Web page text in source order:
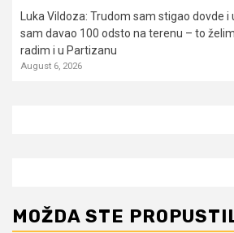
Luka Vildoza: Trudom sam stigao dovde i
sam davao 100 odsto na terenu – to
radim i u Partizanu
August 6, 2026
MOŽDA STE